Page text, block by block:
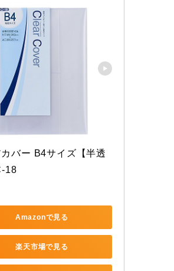
カバー B4サイズ【半透
18
Amazonで見る
楽天市場で見る